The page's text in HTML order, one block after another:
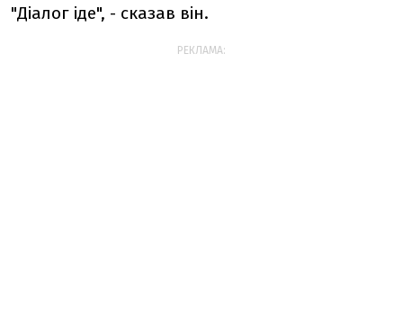
"Діалог іде", - сказав він.
РЕКЛАМА: